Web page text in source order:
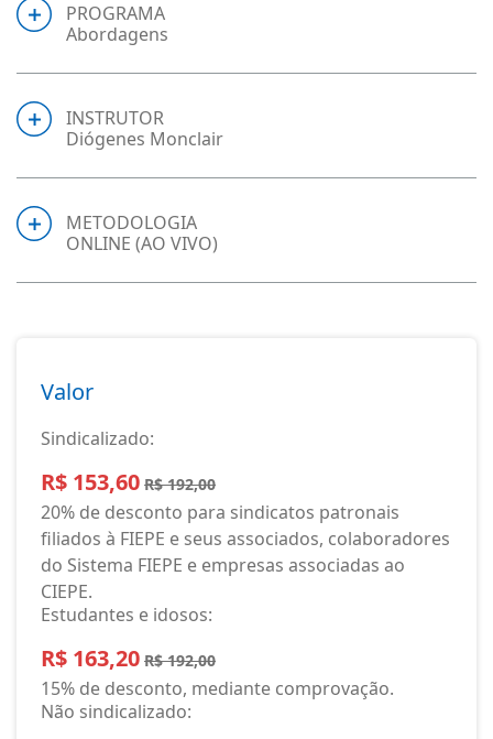
PROGRAMA
Abordagens
INSTRUTOR
Diógenes Monclair
METODOLOGIA
ONLINE (AO VIVO)
Valor
Sindicalizado:
R$ 153,60 R$ 192,00
20% de desconto para sindicatos patronais
filiados à FIEPE e seus associados, colaboradores
do Sistema FIEPE e empresas associadas ao
CIEPE.
Estudantes e idosos:
R$ 163,20 R$ 192,00
15% de desconto, mediante comprovação.
Não sindicalizado: